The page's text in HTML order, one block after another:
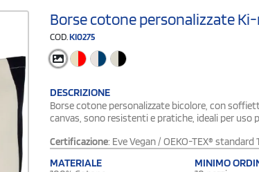
Borse cotone personalizzate
COD. KI0275
DESCRIZIONE
Borse cotone personalizzate bicolore, con
canvas, sono resistenti e pratiche, ideali per uso
Certificazione: Eve Vegan / OEKO-TEX® standard
MATERIALE MINIMO